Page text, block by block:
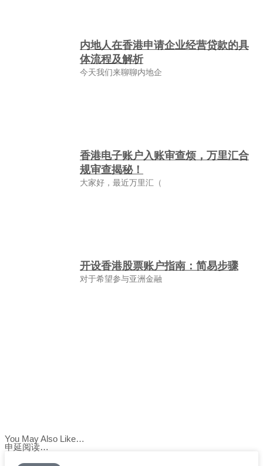
内地人在香港申请企业经营贷款的具
体流程及解析
今天我们来聊聊内地企
香港电子账户入账审查烦，万里汇合
规审查揭秘！
大家好，最近万里汇（
开设香港股票账户指南：简易步骤
对于希望参与亚洲金融
You May Also Like…
申延阅读…